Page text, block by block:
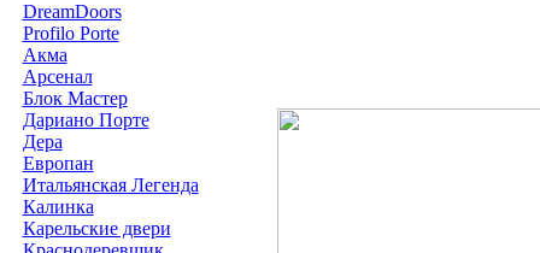
DreamDoors
Profilo Porte
Акма
Арсенал
Блок Мастер
Дариано Порте
Дера
Европан
Итальянская Легенда
Калинка
Карельские двери